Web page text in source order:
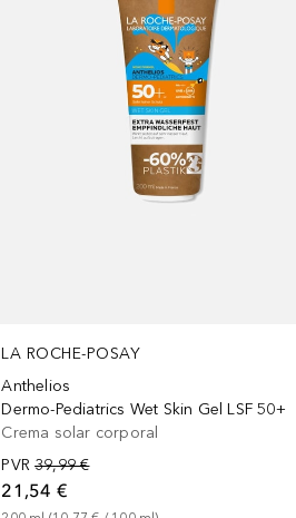
LA ROCHE-POSAY
Anthelios
Dermo-Pediatrics Wet Skin Gel LSF 50+
Crema solar corporal
PVR 39,99 €
21,54 €